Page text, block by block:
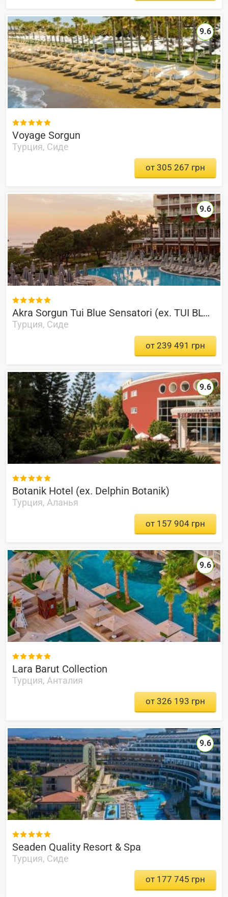

Voyage Sorgun
Турция, Сиде
9.6
от 305 267 грн

Akra Sorgun Tui Blue Sensatori (ex. TUI BLUE Sensatori Barut Sorgun)
Турция, Сиде
9.6
от 239 491 грн

Botanik Hotel (ex. Delphin Botanik)
Турция, Аланья
9.6
от 157 904 грн

Lara Barut Collection
Турция, Анталия
9.6
от 326 193 грн

Seaden Quality Resort & Spa
Турция, Сиде
9.6
от 177 745 грн